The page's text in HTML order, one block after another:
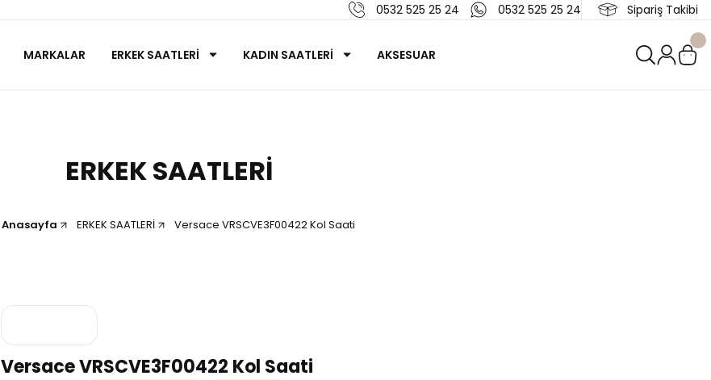
0532 525 25 24 0532 525 25 24 Sipariş Takibi
MARKALAR ERKEK SAATLERİ KADIN SAATLERİ AKSESUAR
ERKEK SAATLERİ
Anasayfa ERKEK SAATLERİ Versace VRSCVE3F00422 Kol Saati
Versace VRSCVE3F00422 Kol Saati